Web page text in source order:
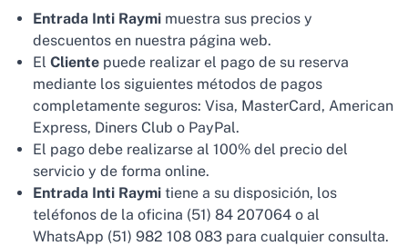
Entrada Inti Raymi muestra sus precios y
descuentos en nuestra página web.
El Cliente puede realizar el pago de su reserva
mediante los siguientes métodos de pagos
completamente seguros: Visa, MasterCard, American
Express, Diners Club o PayPal.
El pago debe realizarse al 100% del precio del
servicio y de forma online.
Entrada Inti Raymi tiene a su disposición, los
teléfonos de la oficina (51) 84 207064 o al
WhatsApp (51) 982 108 083 para cualquier consulta.